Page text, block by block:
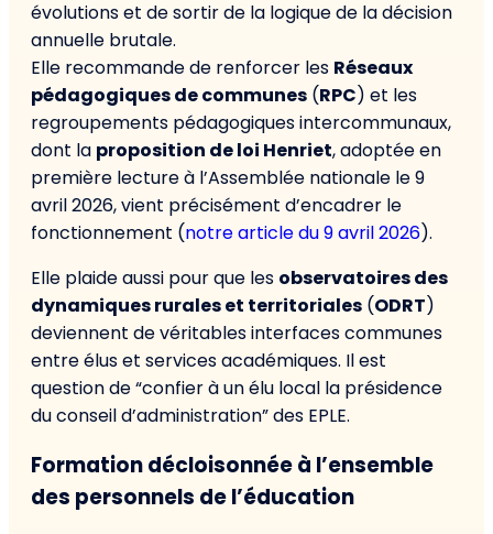
évolutions et de sortir de la logique de la décision
annuelle brutale.
Elle recommande de renforcer les Réseaux
pédagogiques de communes (RPC) et les
regroupements pédagogiques intercommunaux,
dont la proposition de loi Henriet, adoptée en
première lecture à l’Assemblée nationale le 9
avril 2026, vient précisément d’encadrer le
fonctionnement (notre article du 9 avril 2026).
Elle plaide aussi pour que les observatoires des
dynamiques rurales et territoriales (ODRT)
deviennent de véritables interfaces communes
entre élus et services académiques. Il est
question de “confier à un élu local la présidence
du conseil d’administration” des EPLE.
Formation décloisonnée à l’ensemble
des personnels de l’éducation